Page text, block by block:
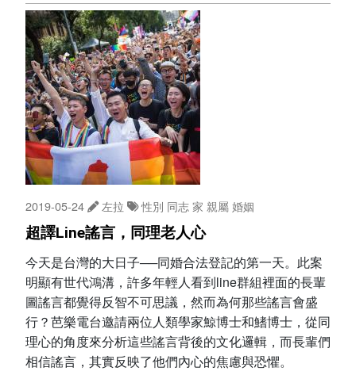
2019-05-24 左拉 性別 同志家 親屬婚姻
超譯Line謠言，同理老人心
今天是台灣的大日子──同婚合法登記的第一天。此案
明顯有世代鴻溝，許多年輕人看到line群組裡面的長輩
圖謠言都覺得反智不可思議，然而為何那些謠言會盛
行？芭樂電台邀請兩位人類學家鯨博士和鰭博士，從同
理心的角度來分析這些謠言背後的文化邏輯，而長輩們
相信謠言，其實反映了他們內心的焦慮與恐懼。